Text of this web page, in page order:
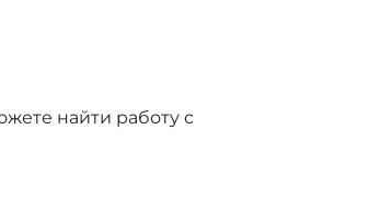
найти работу с